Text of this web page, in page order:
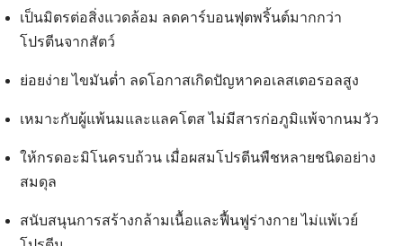
เป็นมิตรต่อสิ่งแวดล้อม ลดคาร์บอนฟุตพริ้นต์มากกว่า
โปรตีนจากสัตว์
ย่อยง่าย ไขมันต่ำ ลดโอกาสเกิดปัญหาคอเลสเตอรอลสูง
เหมาะกับผู้แพ้นมและแลคโตสไม่มีสารก่อภูมิแพ้จากนมวัว
ให้กรดอะมิโนครบถ้วน เมื่อผสมโปรตีนพืชหลายชนิดอย่าง
สมดุล
สนับสนุนการสร้างกล้ามเนื้อและฟื้นฟูร่างกาย ไม่แพ้เวย์